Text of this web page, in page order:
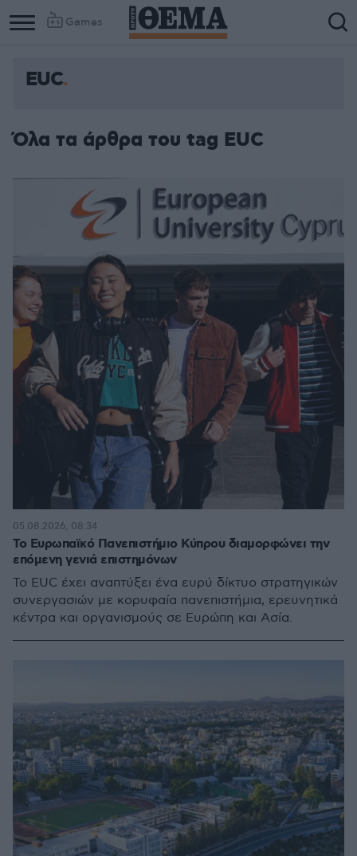
Games
EUC
Όλα τα άρθρα του tag EUC
Το Ευρωπαϊκό Πανεπιστήμιο Κύπρου διαμορφώνει την
επόμενη γενιά επιστημόνων
Το EUC έχει αναπτύξει ένα ευρύ δίκτυο στρατηγικών
συνεργασιών με κορυφαία πανεπιστήμια, ερευνητικά
κέντρα και οργανισμούς σε Ευρώπη και Ασία.
05.08.2026, 08:34